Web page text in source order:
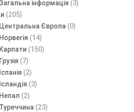
Загальна інформація (3)
(205)
Центральна Європа (0)
Норвегія (14)
Карпати (150)
Грузія (7)
Іспанія (2)
Ісландія (3)
Непал (2)
Туреччина (23)